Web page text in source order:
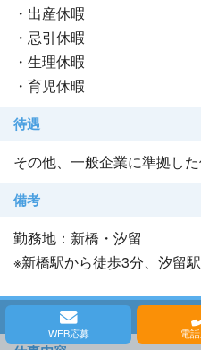
・出産休暇
・忌引休暇
・生理休暇
・育児休暇
待遇
その他、一般企業に準拠し
備考
勤務地：新橋・汐留
※新橋駅から徒歩3分、汐留駅
職種その他
WEB応募 電